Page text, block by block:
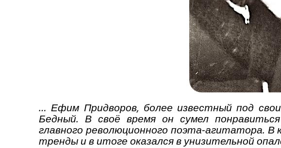
… Ефим Придворов, более известный под
Бедный. В своё время он сумел
главного революционного поэта-агитатора. В
тренды и в итоге оказался в унизительной